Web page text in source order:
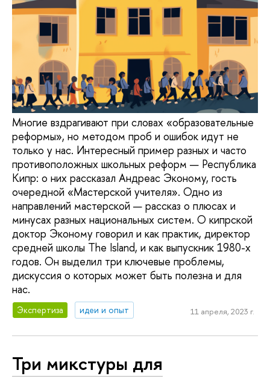
Многие вздрагивают при словах «образовательные
реформы», но методом проб и ошибок идут не
только у нас. Интересный пример разных и часто
противоположных школьных реформ — Республика
Кипр: о них рассказал Андреас Эконому, гость
очередной «Мастерской учителя». Одно из
направлений мастерской — рассказ о плюсах и
минусах разных национальных систем. О кипрской
доктор Эконому говорил и как практик, директор
средней школы The Island, и как выпускник 1980-х
годов. Он выделил три ключевые проблемы,
дискуссия о которых может быть полезна и для
нас.
Экспертиза идеи и опыт 11 апреля, 2023 г.
Три микстуры для